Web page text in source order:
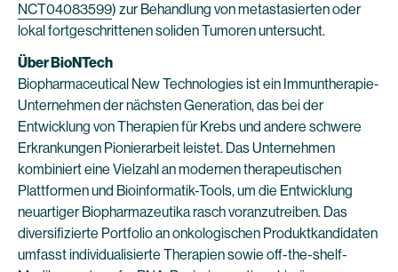
NCT04083599) zur Behandlung von metastasierten oder
lokal fortgeschrittenen soliden Tumoren untersucht.
Über BioNTech
Biopharmaceutical New Technologies ist ein Immuntherapie-
Unternehmen der nächsten Generation, das bei der
Entwicklung von Therapien für Krebs und andere schwere
Erkrankungen Pionierarbeit leistet. Das Unternehmen
kombiniert eine Vielzahl an modernen therapeutischen
Plattformen und Bioinformatik-Tools, um die Entwicklung
neuartiger Biopharmazeutika rasch voranzutreiben. Das
diversifizierte Portfolio an onkologischen Produktkandidaten
umfasst individualisierte Therapien sowie off-the-shelf-